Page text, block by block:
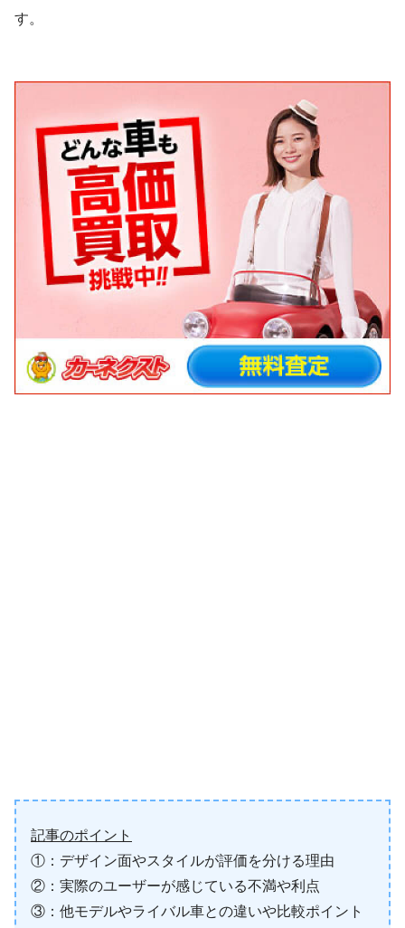
す。
記事のポイント
①：デザイン面やスタイルが評価を分ける理由
②：実際のユーザーが感じている不満や利点
③：他モデルやライバル車との違いや比較ポイント